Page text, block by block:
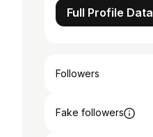
Full Profile Data
Followers
Fake followers